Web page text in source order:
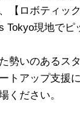
【ロボティッ
Tokyo現地でピ
勢いのあるス
トアップ支援
ください。